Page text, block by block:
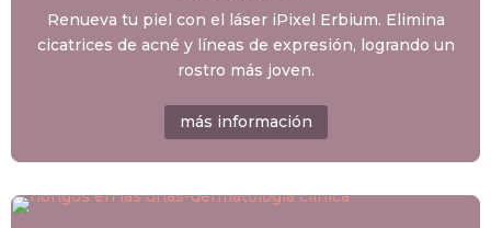
Renueva tu piel con el láser iPixel Erbium. Elimina
cicatrices de acné y líneas de expresión, logrando un
rostro más joven.
más información